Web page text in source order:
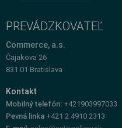
PREVÁDZKOVATEĽ
Commerce, a.s.
Čajakova 26
831 01 Bratislava
Kontakt
Mobilný telefón: +421903997033
Pevná linka +421 2 4910 2313